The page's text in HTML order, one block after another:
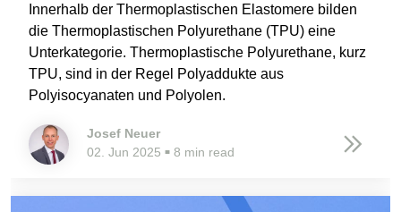
Innerhalb der Thermoplastischen Elastomere bilden
die Thermoplastischen Polyurethane (TPU) eine
Unterkategorie. Thermoplastische Polyurethane, kurz
TPU, sind in der Regel Polyaddukte aus
Polyisocyanaten und Polyolen.
Josef Neuer
02. Jun 2025 ■ 8 min read